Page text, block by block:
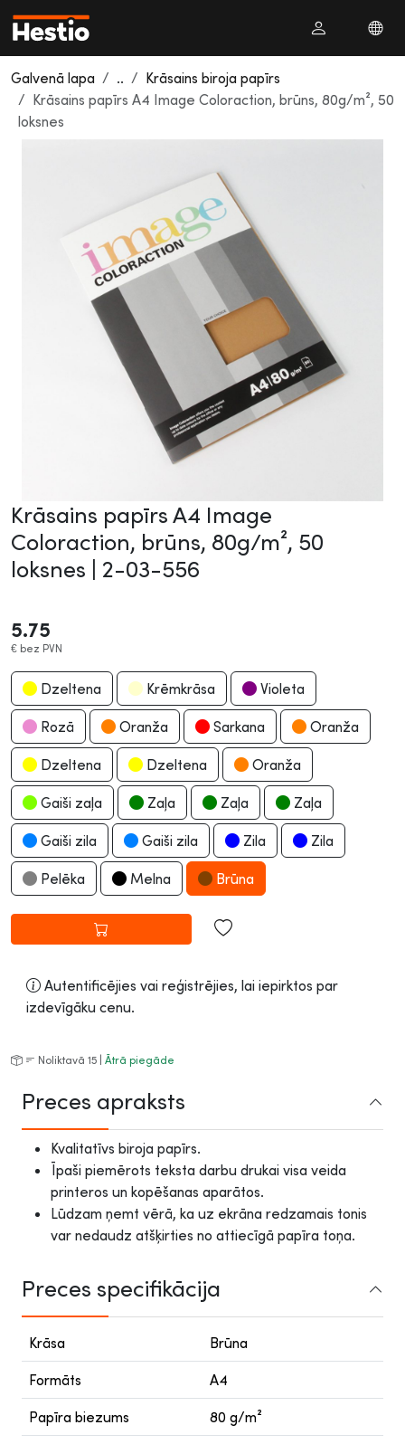
Galvenā lapa ..
Krāsains biroja papīrs
Krāsains papīrs A4 Image Coloraction, brūns, 80g/m², 50
loksnes
Krāsains papīrs A4 Image
Coloraction, brūns, 80g/m², 50
loksnes | 2-03-556
5.75
€ bez PVN
Dzeltena Krēmkrāsa Violeta
Rozā Oranža Sarkana Oranža
Dzeltena Dzeltena Oranža
Gaiši zaļa Zaļa Zaļa Zaļa
Gaiši zila Gaiši zila Zila Zila
Pelēka Melna Brūna
Autentificējies vai reģistrējies, lai iepirktos par
izdevīgāku cenu.
Noliktavā 15 | Ātrā piegāde
Preces apraksts
Kvalitatīvs biroja papīrs.
Īpaši piemērots teksta darbu drukai visa veida
printeros un kopēšanas aparātos.
Lūdzam ņemt vērā, ka uz ekrāna redzamais tonis
var nedaudz atšķirties no attiecīgā papīra toņa.
Preces specifikācija
Krāsa Brūna
Formāts A4
Papīra biezums 80 g/m²